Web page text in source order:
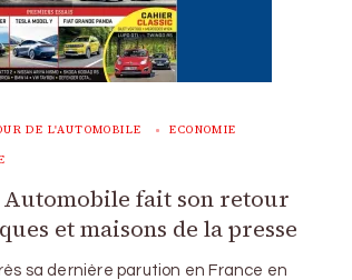
DE L'AUTOMOBILE ECONOMIE
fait son retour
et maisons de la presse
sa dernière parution en France en